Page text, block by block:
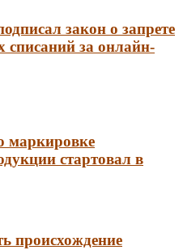
закон о запрете
списаний за онлайн-
маркировке
стартовал в
происхождение